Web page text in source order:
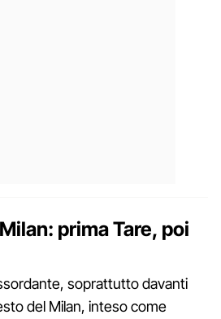
prima Tare, poi
soprattutto davanti
del Milan, inteso come